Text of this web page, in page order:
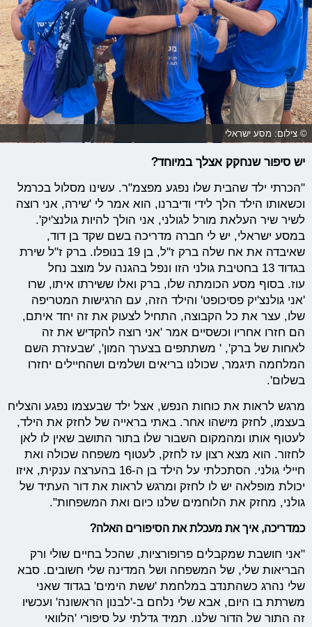
© צילום: מסע ישראלי
יש סיפור שנחקק אצלך במיוחד?
"הכרתי ילד שהבית שלו נפגע מפצמ"ר. עשינו מסלול בכרמל
וכשאותו הילד הלך לידי ודיברנו, הוא אמר לי 'שירה, אני רוצה
לשיר שיר העלאת מורל לגולני, אני הולך להיות גולנצ'יק'.
במסע ישראלי, יש לי חברה מדריכה בשם שקד בן דוד,
שאיבדה את אח שלה ברק ז''ל, בן 19 בנופלו. ברק ז"ל שירת
בגדוד 13 בחטיבת גולני הזו ונפל בהגנה על מוצב נחל
עוז. בסוף מסע הכומתה שלו, ברק ואלו ששירתו איתו, שרו
'אני גולנצ'יק פסיכופט' והילד הזה, עם הרגישות המטריפה
שלו, עצר את כל הקבוצה, התחיל לצעוק את זה יחד איתם,
הם חזרו אחריו וכשסיים אמר 'אני רוצה להקדיש את זה
לאחות של ברק', ' משתתפים בצערך המון', 'שבעזרת השם
המלחמה תיגמר, שכולנו בריאים ושלמים ושהחיילים יחזרו
בשלום'.
מרגש לראות את כוחות הנפש, אצל ילד שבעצמו נפגע והצליח
בעצמו, לחזק מישהו אחר. באתי בראייה של לחזק את הילד,
לעטוף אותו ומהמקום השבור שלו בתור התושב שאין לו לאן
לחזור. הוא מצא רצון עז לחזק, לעטוף משפחה שכולה ואת
חיילי גולני. הסתכלתי על הילד בן ה-16 בהערצה ענקית, איזו
יכולת מופלאה יש לו לחזק ומרגש לראות את דור העתיד של
גולני, מחזק את הלוחמים שלנו כיום ואת המשפחות".
כמדריכה, איך את מעכלת את הסיפורים האלה?
"אני חושבת שמקבלים פרופורציות, שהכל בחיים שולי ורק
הבריאות שלי, של המשפחה ושל המדינה שלי חשובים. סבא
שלי נהרג כשהתנדב במלחמת 'ששת הימים' בגדוד שאני
משרתת בו היום, אבא שלי נלחם ב-'לבנון הראשונה' ועכשיו
זה התור של הדור שלנו. תמיד גדלתי על סיפורי 'הלוואי